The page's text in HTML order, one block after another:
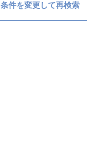
条件を変更して再検索